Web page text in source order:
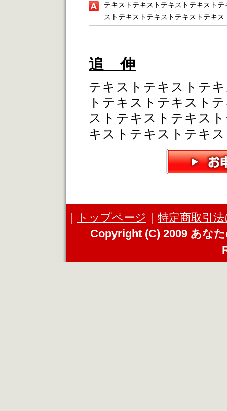
テキストテキストテキストテキスト
ストテキストテキストテキストテキ
追 伸
テキストテキストテ
トテキストテキスト
ストテキストテキス
キストテキストテキ
トップページ
特定商取引
Copyright (C) 2009 あな